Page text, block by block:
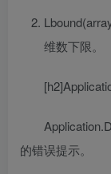
维数下限。
的错误提示。